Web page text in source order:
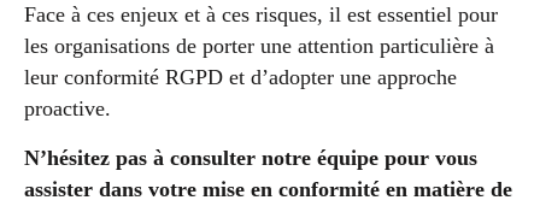
Face à ces enjeux et à ces risques, il est essentiel pour
les organisations de porter une attention particulière à
leur conformité RGPD et d’adopter une approche
proactive.
N’hésitez pas à consulter notre équipe pour vous
assister dans votre mise en conformité en matière de